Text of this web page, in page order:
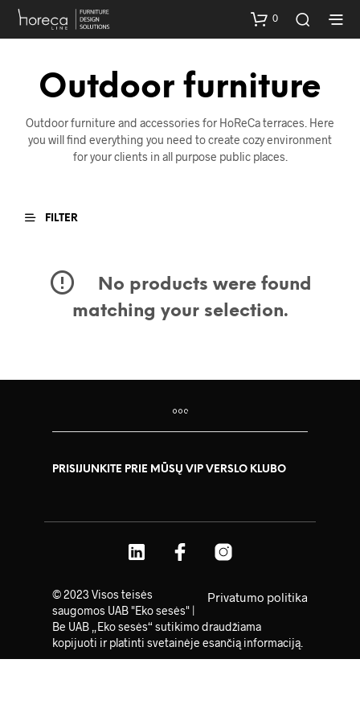
0
Outdoor furniture
Outdoor furniture and accessories for HoReCa terraces. Here
you will find everything you need to create cozy environment
for your clients in all purpose public places.
FILTER
No products were found
matching your selection.
PRISIJUNKITE PRIE MŪSŲ VIP VERSLO KLUBO
Privatumo politika
© 2023 Visos teisės
saugomos UAB "Eko sesės" |
Be UAB „Eko sesės“ sutikimo draudžiama
kopijuoti ir platinti svetainėje esančią informaciją.